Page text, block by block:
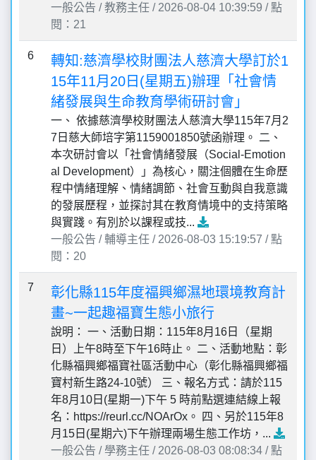
一般公告 / 教務主任 / 2026-08-04 10:39:59 / 點
閱：21
6
轉知:慈濟學校財團法人慈濟大學訂於1
15年11月20日(星期五)辦理「社會情
緒發展與生命教育學術研討會」
一、 依據慈濟學校財團法人慈濟大學115年7月2
7日慈大師培字第1159001850號函辦理。 二、
本次研討會以「社會情緒發展（Social-Emotion
al Development）」為核心，關注個體在生命歷
程中情緒理解、情緒調節、社會互動與自我意識
的發展歷程，並探討其在教育情境中的支持策略
與實踐。有別於以課程或技...
一般公告 / 輔導主任 / 2026-08-03 15:19:57 / 點
閱：20
7
彰化縣115年度福興鄉濕地環境教育計
畫~一起趣福寶生態小旅行
說明： 一、活動日期：115年8月16日（星期
日）上午8時至下午16時止。 二、活動地點：彰
化縣福興鄉福寶社區活動中心（彰化縣福興鄉福
寶村新生路24-10號） 三、報名方式：請於115
年8月10日(星期一)下午 5 時前點選連結線上報
名：https://reurl.cc/NOArOx。 四、另於115年8
月15日(星期六)下午辦理兩場生態工作坊，...
一般公告 / 學務主任 / 2026-08-03 08:08:34 / 點